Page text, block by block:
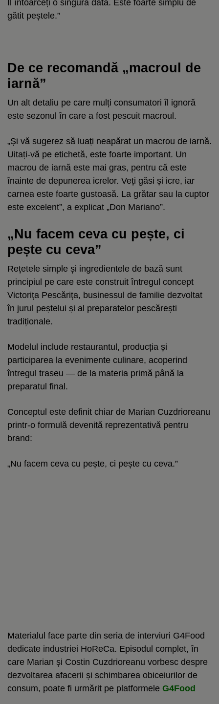
Îl întoarceți o singură dată. Este foarte simplu de
gătit peștele.”
De ce recomandă „macroul de
iarnă”
Un alt detaliu pe care mulți consumatori îl ignoră
este sezonul în care a fost pescuit macroul.
„Și vă sugerez să luați neapărat un macrou de iarnă.
Uitați-vă pe etichetă, este foarte important. Un
macrou de iarnă este mai gras, pentru că este
înainte de depunerea icrelor. Veți găsi și icre, iar
carnea este foarte gustoasă. La grătar sau la cuptor
este excelent”, a explicat „Don Mariano”.
„Nu facem ceva cu pește, ci
pește cu ceva”
Rețetele simple și ingredientele de bază sunt
principiul pe care este construit întregul concept
Victorița Pescărița, businessul de familie dezvoltat
în jurul peștelui și al preparatelor pescărești
tradiționale.
Modelul include restaurantul, producția și
participarea la evenimente culinare, acoperind
întregul traseu — de la materia primă până la
preparatul final.
Conceptul este definit chiar de Marian Cuzdrioreanu
printr-o formulă devenită reprezentativă pentru
brand:
„Nu facem ceva cu pește, ci pește cu ceva.”
Materialul face parte din seria de interviuri G4Food
dedicate industriei HoReCa. Episodul complet, în
care Marian și Costin Cuzdrioreanu vorbesc despre
dezvoltarea afacerii și schimbarea obiceiurilor de
consum, poate fi urmărit pe platformele G4Food